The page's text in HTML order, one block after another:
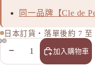
同一品牌【Cle de
日本訂貨・落單後約 7
減少數量 增加數量
加入購物車